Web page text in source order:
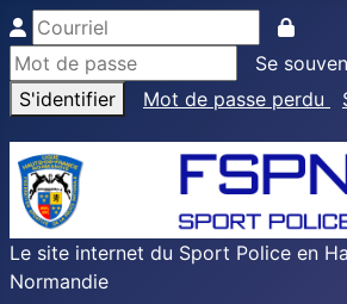
Se
S'identifier
Mot de passe perdu
Le site internet du Sport Police en
Normandie